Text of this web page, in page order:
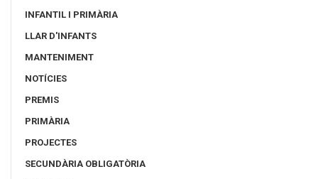
INFANTIL I PRIMÀRIA
LLAR D'INFANTS
MANTENIMENT
NOTÍCIES
PREMIS
PRIMÀRIA
PROJECTES
SECUNDÀRIA OBLIGATÒRIA